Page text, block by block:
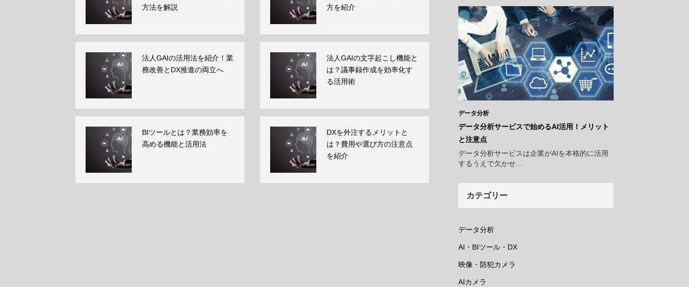
方法を解説
方を紹介
法人GAIの活用法を紹介！業
務改善とDX推進の両立へ
法人GAIの文字起こし機能と
は？議事録作成を効率化す
る活用術
BIツールとは？業務効率を
高める機能と活用法
DXを外注するメリットと
は？費用や選び方の注意点
を紹介
データ分析
データ分析サービスで始めるAI活用！メリット
と注意点
データ分析サービスは企業がAIを本格的に活用
するうえで欠かせ…
カテゴリー
データ分析
AI・BIツール・DX
映像・防犯カメラ
AIカメラ